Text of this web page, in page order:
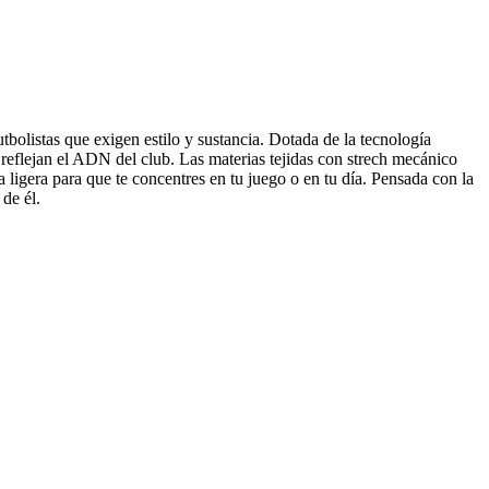
que exigen estilo y sustancia. Dotada de la tecnología
el ADN del club. Las materias tejidas con strech mecánico
para que te concentres en tu juego o en tu día. Pensada con la
él.